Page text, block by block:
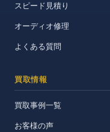
スピード見積り
オーディオ修理
よくある質問
買取情報
買取事例一覧
お客様の声